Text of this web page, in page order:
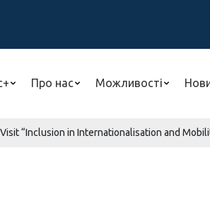
Про нас Можливості
“Inclusion in Internationalisation and